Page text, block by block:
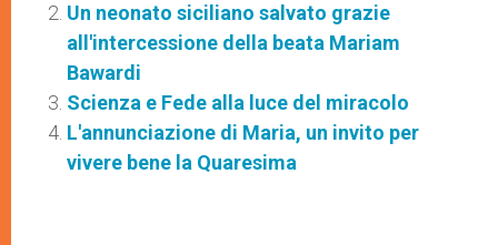
Un neonato siciliano salvato grazie
all'intercessione della beata Mariam
Bawardi
Scienza e Fede alla luce del miracolo
L'annunciazione di Maria, un invito per
vivere bene la Quaresima